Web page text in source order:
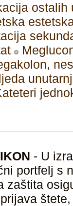
- U
portfelj s
zaštita